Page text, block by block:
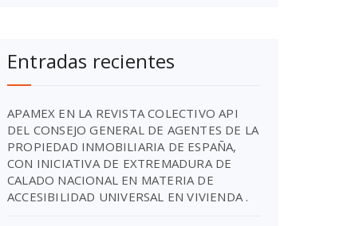
Entradas recientes
APAMEX EN LA REVISTA COLECTIVO API
DEL CONSEJO GENERAL DE AGENTES DE LA
PROPIEDAD INMOBILIARIA DE ESPAÑA,
CON INICIATIVA DE EXTREMADURA DE
CALADO NACIONAL EN MATERIA DE
ACCESIBILIDAD UNIVERSAL EN VIVIENDA .